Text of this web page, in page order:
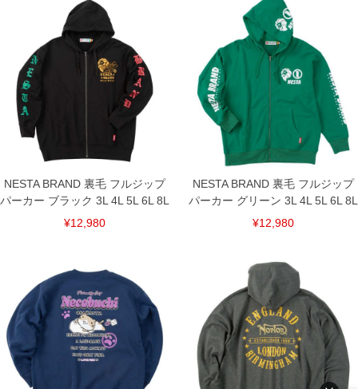
NESTA BRAND 裏毛 フルジップ
パーカー ブラック 3L 4L 5L 6L 8L
¥12,980
NESTA BRAND 裏毛 フルジップ
パーカー グリーン 3L 4L 5L 6L 8L
¥12,980